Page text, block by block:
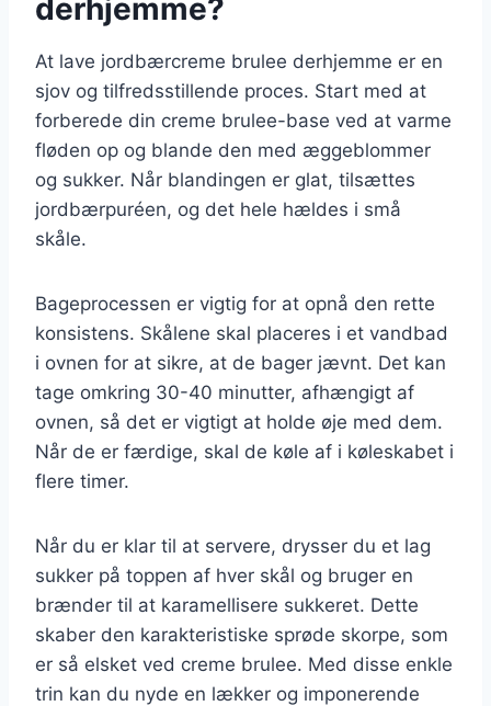
derhjemme?
At lave jordbærcreme brulee derhjemme er en
sjov og tilfredsstillende proces. Start med at
forberede din creme brulee-base ved at varme
fløden op og blande den med æggeblommer
og sukker. Når blandingen er glat, tilsættes
jordbærpuréen, og det hele hældes i små
skåle.
Bageprocessen er vigtig for at opnå den rette
konsistens. Skålene skal placeres i et vandbad
i ovnen for at sikre, at de bager jævnt. Det kan
tage omkring 30-40 minutter, afhængigt af
ovnen, så det er vigtigt at holde øje med dem.
Når de er færdige, skal de køle af i køleskabet i
flere timer.
Når du er klar til at servere, drysser du et lag
sukker på toppen af hver skål og bruger en
brænder til at karamellisere sukkeret. Dette
skaber den karakteristiske sprøde skorpe, som
er så elsket ved creme brulee. Med disse enkle
trin kan du nyde en lækker og imponerende